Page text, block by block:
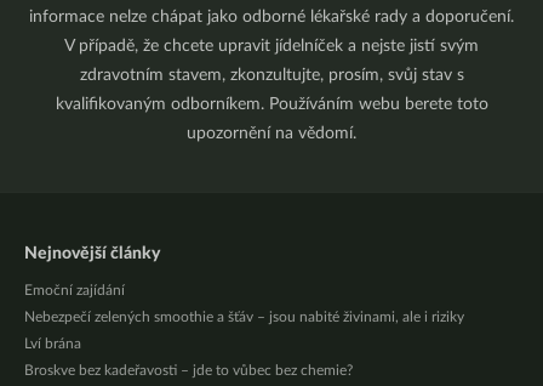
informace nelze chápat jako odborné lékařské rady a doporučení.
V případě, že chcete upravit jídelníček a nejste jistí svým
zdravotním stavem, zkonzultujte, prosím, svůj stav s
kvalifikovaným odborníkem. Používáním webu berete toto
upozornění na vědomí.
Nejnovější články
Emoční zajídání
Nebezpečí zelených smoothie a šťáv – jsou nabité živinami, ale i riziky
Lví brána
Broskve bez kadeřavosti – jde to vůbec bez chemie?